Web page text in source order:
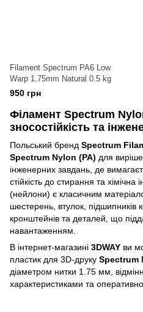
Filament Spectrum PA6 Low
Warp 1.75mm Natural 0.5 kg
950 грн
Філамент Spectrum
зносостійкість та
Польський бренд Spectrum
Spectrum Nylon (PA) для
інженерних завдань, де
стійкість до стирання та хімічна
(нейлони) є класичним
шестерень, втулок, підшипників
кронштейнів та деталей, що
навантаженням.
В інтернет-магазині 3DWAY ви
пластик для 3D-друку Spectrum
діаметром нитки 1.75 мм,
характеристиками та